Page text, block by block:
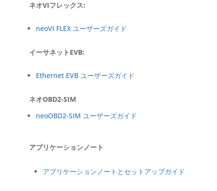
ネオVIフレックス:
neoVI FLEX ユーザーズガイド
イーサネットEVB:
Ethernet EVB ユーザーズガイド
ネオOBD2-SIM
neoOBD2-SIM ユーザーズガイド
アプリケーションノート
アプリケーションノートとセットアップガイド